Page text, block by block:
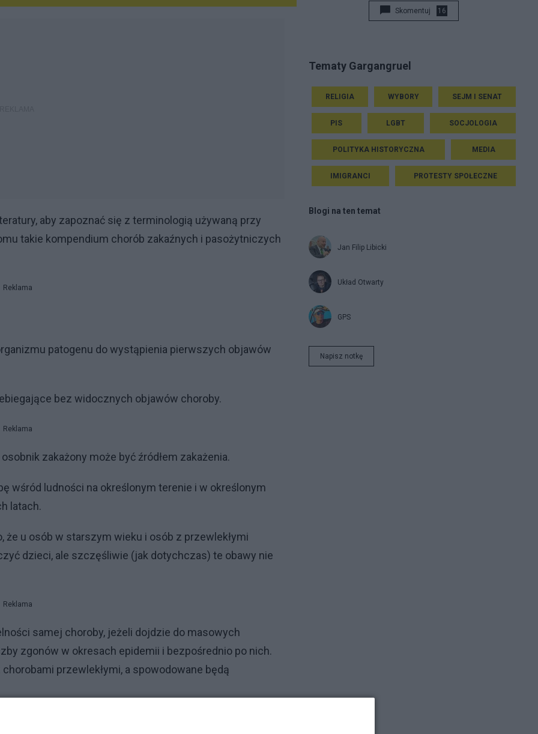
aby zapoznać się z terminologią używaną przy
takie kompendium chorób zakaźnych i pasożytniczych
Reklama
patogenu do wystąpienia pierwszych objawów
bez widocznych objawów choroby.
Reklama
zakażony może być źródłem zakażenia.
wśród ludności na określonym terenie i w określonym
latach.
u osób w starszym wieku i osób z przewlekłymi
dzieci, ale szczęśliwie (jak dotychczas) te obawy nie
Reklama
samej choroby, jeżeli dojdzie do masowych
zgonów w okresach epidemii i bezpośrednio po nich.
przewlekłymi, a spowodowane będą
tym będzie więcej zgonów i wiedziano to
Skomentuj 16
Tematy Gargangruel
RELIGIA WYBORY SEJM I SENAT
PIS LGBT SOCJOLOGIA
POLITYKA HISTORYCZNA MEDIA
IMIGRANCI PROTESTY SPOŁECZNE
Blogi na ten temat
Jan Filip Libicki
Układ Otwarty
GPS
Napisz notkę